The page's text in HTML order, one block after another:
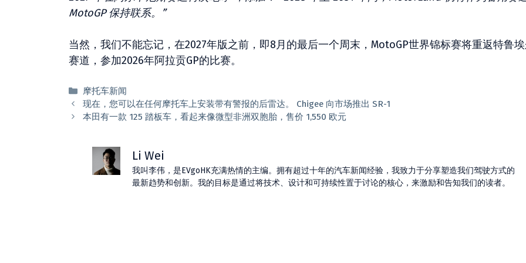
MotoGP 保持联系。”
当然，我们不能忘记，在2027年版之前，即8月的最后一个周末，MotoGP世界锦标赛将重返特鲁
赛道，参加2026年阿拉贡GP的比赛。
分
类
摩托车新闻
现在，您可以在任何摩托车上安装带有警报的后雷达。 Chigee 向市场推出 SR-1
本田有一款 125 踏板车，看起来像微型非洲双胞胎，售价 1,550 欧元
Li Wei
我叫李伟，是EVgoHK充满热情的主编。拥有超过十年的汽车新闻经验，我致力于分享塑造我们驾驶方式的
最新趋势和创新。我的目标是通过将技术、设计和可持续性置于讨论的核心，来激励和告知我们的读者。